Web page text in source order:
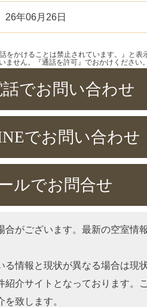
26年06月26日
をかけることは禁止されています。』と
ません。『通話を許可』でおかけください
話でお問い合わせ
でお問い合わせ
ルでお問合せ
がございます。最新の空室情
情報と現状が異なる場合は現
介サイトとなっております。
致します。